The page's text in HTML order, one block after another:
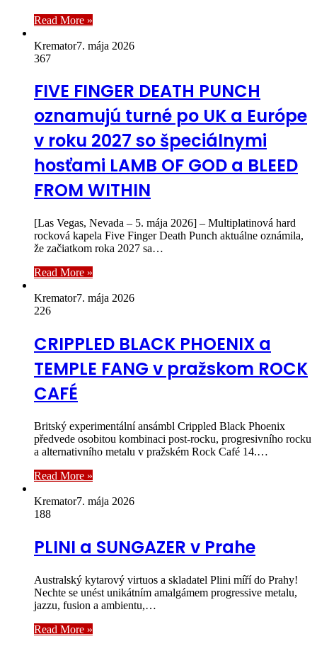
Read More »
Kremator7. mája 2026
367
FIVE FINGER DEATH PUNCH
oznamujú turné po UK a Európe
v roku 2027 so špeciálnymi
hosťami LAMB OF GOD a BLEED
FROM WITHIN
[Las Vegas, Nevada – 5. mája 2026] – Multiplatinová hard
rocková kapela Five Finger Death Punch aktuálne oznámila,
že začiatkom roka 2027 sa…
Read More »
Kremator7. mája 2026
226
CRIPPLED BLACK PHOENIX a
TEMPLE FANG v pražskom ROCK
CAFÉ
Britský experimentální ansámbl Crippled Black Phoenix
předvede osobitou kombinaci post-rocku, progresivního rocku
a alternativního metalu v pražském Rock Café 14.…
Read More »
Kremator7. mája 2026
188
PLINI a SUNGAZER v Prahe
Australský kytarový virtuos a skladatel Plini míří do Prahy!
Nechte se unést unikátním amalgámem progressive metalu,
jazzu, fusion a ambientu,…
Read More »